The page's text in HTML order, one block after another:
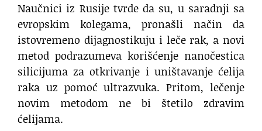
Naučnici iz Rusije tvrde da su, u saradnji sa
evropskim kolegama, pronašli način da
istovremeno dijagnostikuju i leče rak, a novi
metod podrazumeva korišćenje nanočestica
silicijuma za otkrivanje i uništavanje ćelija
raka uz pomoć ultrazvuka. Pritom, lečenje
novim metodom ne bi štetilo zdravim
ćelijama.